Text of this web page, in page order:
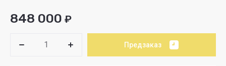
848 000 ₽
Предзаказ